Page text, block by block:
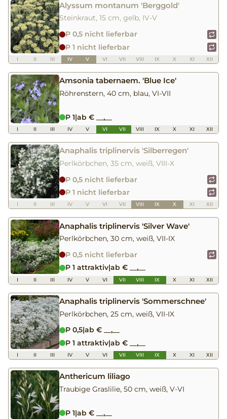
Alyssum montanum 'Berggold'
Steinkraut, 15 cm, gelb, IV-V
P 0,5 nicht lieferbar
P 1 nicht lieferbar
I II III IV V VI VII VIII IX X XI XII
Amsonia tabernaem. 'Blue Ice'
Röhrenstern, 40 cm, blau, VI-VII
P 1|ab € __,__
I II III IV V VI VII VIII IX X XI XII
Anaphalis triplinervis 'Silberregen'
Perlkörbchen, 35 cm, weiß, VIII-X
P 0,5 nicht lieferbar
P 1 nicht lieferbar
I II III IV V VI VII VIII IX X XI XII
Anaphalis triplinervis 'Silver Wave'
Perlkörbchen, 30 cm, weiß, VII-IX
P 0,5 nicht lieferbar
P 1 attraktiv|ab € __,__
I II III IV V VI VII VIII IX X XI XII
Anaphalis triplinervis 'Sommerschnee'
Perlkörbchen, 25 cm, weiß, VII-IX
P 0,5|ab € __,__
P 1 attraktiv|ab € __,__
I II III IV V VI VII VIII IX X XI XII
Anthericum liliago
Traubige Graslilie, 50 cm, weiß, V-VI
P 1|ab € __,__